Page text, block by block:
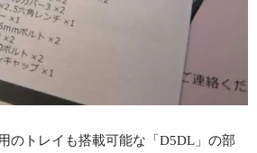
のトレイも搭載可能な「D5DL」の部